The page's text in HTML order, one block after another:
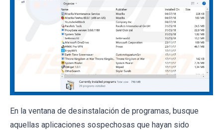
En la ventana de desinstalación de programas, busque
aquellas aplicaciones sospechosas que hayan sido